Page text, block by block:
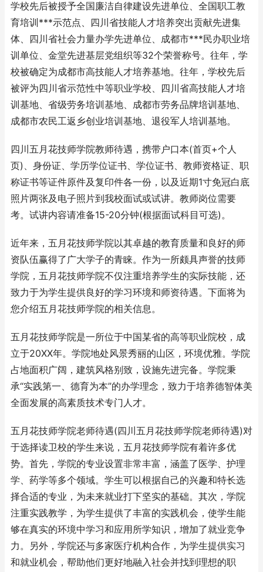
学校先后被授予全国廉洁自律建设先进单位、全国职工教
育培训***示范点、四川省技能人才培养突出贡献先进集
体、四川省社会力量办学先进单位、成都市***民办职业培
训单位、金堂先进基层党组织等32个荣誉称号。往年，学
校被确定为成都市高技能人才培养基地。往年，学校先后
被评为四川省示范性中等职业学校、四川省高技能人才培
训基地、省级劳务培训基地、成都市劳务品牌培训基地、
成都市农民工返乡创业培训基地、退役军人培训基地。
四川五月花技师学院教师待遇，携带户口本(首页+个人
页)、身份证、学历学位证书、学位证书、教师资格证、职
称证书等证件原件及复印件各一份，以及近期1寸免冠白底
照片两张及电子照片到我校面试或试讲。教师岗位需要
考。试讲内容请准备15-20分钟(根据面试科目可选)。
近年来，五月花技师学院以其卓越的教育质量和良好的师
资队伍赢得了广大学子的青睐。作为一所颇具声誉的技师
学院，五月花技师学院不仅注重培养学生的实际技能，还
致力于为学生提供良好的学习环境和师资待遇。下面将为
您介绍五月花技师学院的相关信息。
五月花技师学院是一所位于中国某省的高等职业院校，成
立于20XX年。学院地处风景秀丽的山区，环境优雅。学院
占地面积广阔，建筑风格别致，设施先进完备。学院秉
承“实践第一、德育为本”的办学理念，致力于培养德智体美
全面发展的高素质技术专门人才。
五月花技师学院老师待遇(四川五月花技师学院老师待遇)对
于选择读卫校的学生来说，五月花技师学院有着许多优
势。首先，学院的专业设置非常丰富，涵盖了医学、护理
学、药学等多个领域。学生可以根据自己的兴趣和特长选
择合适的专业，为未来就业打下坚实的基础。其次，学院
注重实践教学，为学生提供了丰富的实践机会，使学生能
够在真实的环境中学习和应用所学知识，增加了就业竞争
力。另外，学院还与多家医疗机构合作，为学生提供实习
和就业机会，帮助他们更好地融入社会并找到理想的职